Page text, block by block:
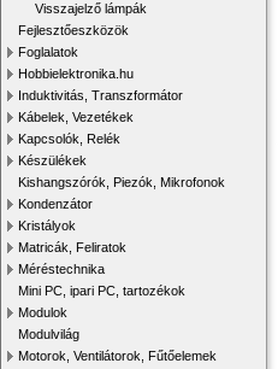
Visszajelző lámpák
Fejlesztőeszközök
Foglalatok
Hobbielektronika.hu
Induktivitás, Transzformátor
Kábelek, Vezetékek
Kapcsolók, Relék
Készülékek
Kishangszórók, Piezók, Mikrofonok
Kondenzátor
Kristályok
Matricák, Feliratok
Méréstechnika
Mini PC, ipari PC, tartozékok
Modulok
Modulvilág
Motorok, Ventilátorok, Fűtőelemek